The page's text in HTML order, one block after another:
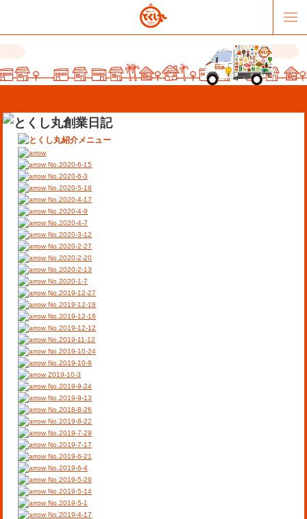
販売パートナー募集
オススメリンク
お問合せ
No.2020-6-15
No.2020-6-3
No.2020-5-18
No.2020-4-17
No.2020-4-9
No.2020-4-7
No.2020-3-12
No.2020-2-27
No.2020-2-20
No.2020-2-13
No.2020-1-7
No.2019-12-27
No.2019-12-18
No.2019-12-16
No.2019-12-12
No.2019-11-12
No.2019-10-24
No.2019-10-9
2019-10-3
No.2019-9-24
No.2019-9-13
No.2018-8-26
No.2019-8-22
No.2019-7-29
No.2019-7-17
No.2019-6-21
No.2019-6-4
No.2019-5-29
No.2019-5-14
No.2019-5-1
No.2019-4-17